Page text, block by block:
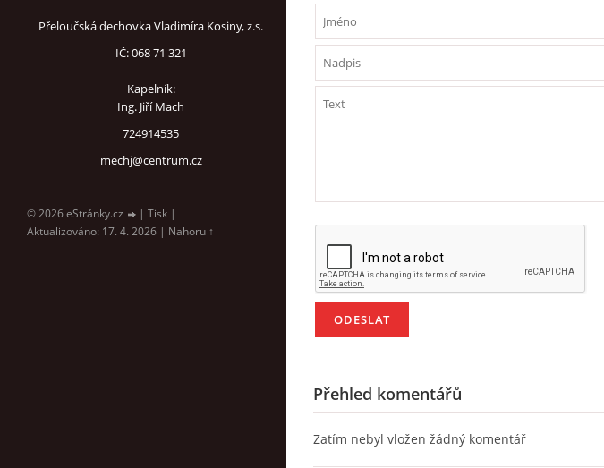
Přeloučská dechovka Vladimíra Kosiny, z.s.
IČ: 068 71 321
Kapelník:
Ing. Jiří Mach
724914535
mechj@centrum.cz
© 2026 eStránky.cz | Tisk |
Aktualizováno: 17. 4. 2026 | Nahoru ↑
Přehled komentářů
Zatím nebyl vložen žádný komentář